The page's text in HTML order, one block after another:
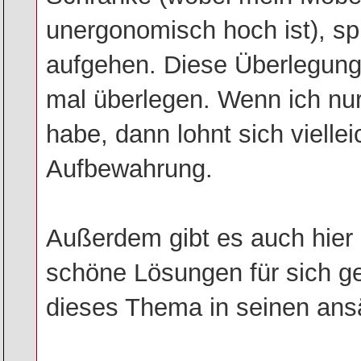
unergonomisch hoch ist),
aufgehen. Diese
mal überlegen. Wenn ich
habe, dann lohnt sich
Aufbewahrung.
Außerdem gibt es auch
schöne Lösungen für sich
dieses Thema in seinen